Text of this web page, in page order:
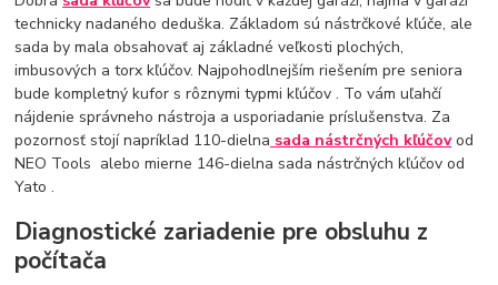
technicky nadaného deduška. Základom sú nástrčkové kľúče, ale
sada by mala obsahovať aj základné veľkosti plochých,
imbusových a torx kľúčov. Najpohodlnejším riešením pre seniora
bude kompletný kufor s rôznymi typmi kľúčov . To vám uľahčí
nájdenie správneho nástroja a usporiadanie príslušenstva. Za
pozornosť stojí napríklad 110-dielna sada nástrčných kľúčovod
NEO Tools alebo mierne 146-dielna sada nástrčných kľúčov od
Yato .
Diagnostické zariadenie pre obsluhu z
počítača